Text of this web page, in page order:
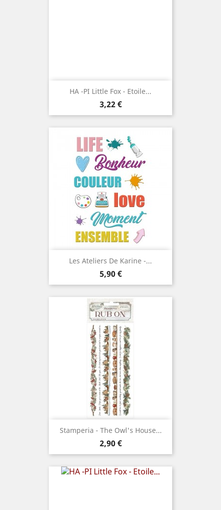
HA -PI Little Fox - Etoile...
Prix
3,22 €
Les Ateliers De Karine -...
Prix
5,90 €
Stamperia - The Owl's House...
Prix
2,90 €